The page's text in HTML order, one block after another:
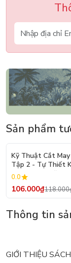
Sản phẩm
Kỹ Thuật Cắt May
Tập 2 - Tự Thiết
Trang Nam Nữ -
Rập - Kỹ Thuật
0.0
106.000₫
Thông tin
GIỚI THIỆU SÁCH